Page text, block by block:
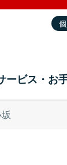
個
ービス・お